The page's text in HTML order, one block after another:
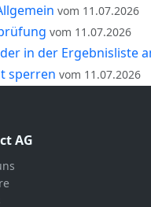
vom 11.07.2026
vom 11.07.2026
in der Ergebnisliste
sperren vom 11.07.2026
AG